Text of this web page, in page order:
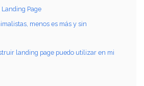
Page
menos es más y sin
landing page puedo utilizar en mi